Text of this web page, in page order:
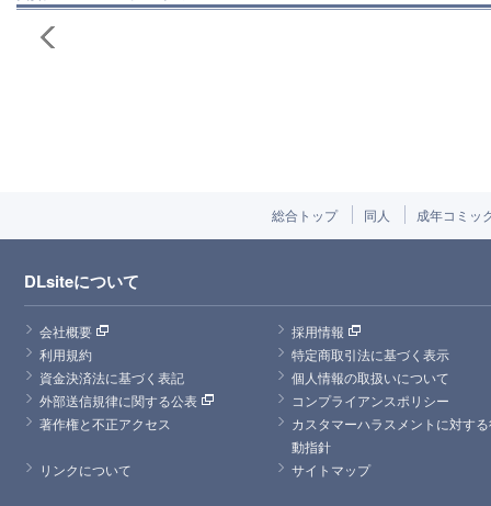
総合トップ 同人 成年コミッ
DLsiteについて
会社概要
採用情報
利用規約
特定商取引法に基づく表示
資金決済法に基づく表記
個人情報の取扱いについて
外部送信規律に関する公表
コンプライアンスポリシー
著作権と不正アクセス
カスタマーハラスメントに対す
動指針
リンクについて
サイトマップ